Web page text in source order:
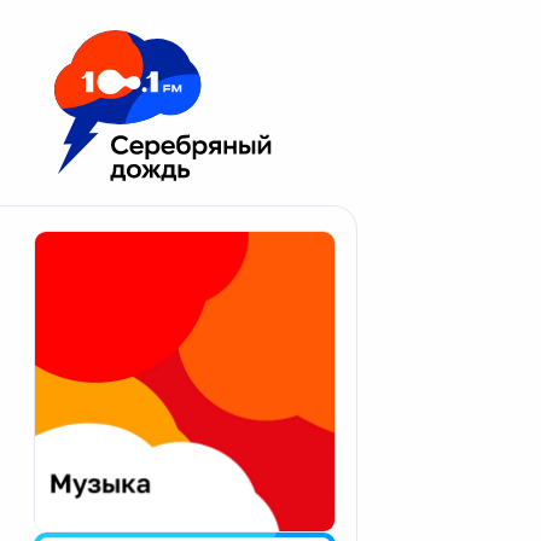
Москва 100.1 FM
Апатиты
Екатеринбург
Калининград
Калуга